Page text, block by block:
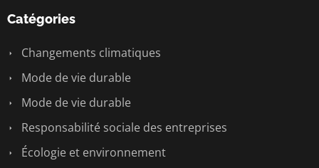
Catégories
Changements climatiques
Mode de vie durable
Mode de vie durable
Responsabilité sociale des entreprises
Écologie et environnement